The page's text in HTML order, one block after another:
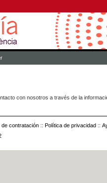
con nosotros a través de la
contratación :: Política de privacidad ::